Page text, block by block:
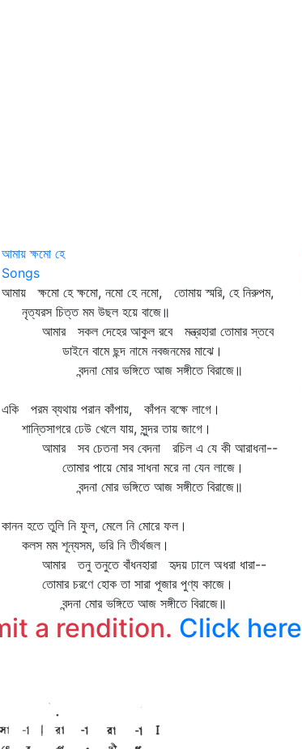
আমায় ক্ষমো হে
Songs
আমায় ক্ষমো হে ক্ষমো, নমো হে নমো, তোমায় স্মরি, হে নিরুপম,
নৃত্যরস চিত্ত মম উছল হয়ে বাজে॥
আমার সকল দেহের আকুল রবে মন্ত্রহারা তোমার স্তবে
ডাইনে বামে ছন্দ নামে নবজনমের মাঝে।
বন্দনা মোর ভঙ্গিতে আজ সঙ্গীতে বিরাজে॥
একি পরম ব্যথায় পরান কাঁপায়, কাঁপন বক্ষে লাগে।
শান্তিসাগরে ঢেউ খেলে যায়, সুন্দর তায় জাগে।
আমার সব চেতনা সব বেদনা রচিল এ যে কী আরাধনা--
তোমার পায়ে মোর সাধনা মরে না যেন লাজে।
বন্দনা মোর ভঙ্গিতে আজ সঙ্গীতে বিরাজে॥
কানন হতে তুলি নি ফুল, মেলে নি মোরে ফল।
কলস মম শূন্যসম, ভরি নি তীর্থজল।
আমার তনু তনুতে বাঁধনহারা হৃদয় ঢালে অধরা ধারা--
তোমার চরণে হোক তা সারা পূজার পুণ্য কাজে।
বন্দনা মোর ভঙ্গিতে আজ সঙ্গীতে বিরাজে॥
a rendition. Click here